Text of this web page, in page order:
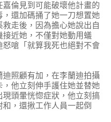
嘉倫見到可能破壞他計畫的
還加碼捅了她一刀想置她
走後，因為擔心她說出自
接近她，不僅對她動用蟻
嗆「就算我死也絕對不會
照顧有加，在李蘭迪拍攝
他立刻伸手護住她並替她
頭暈恍惚症狀，他立刻搞
，還揪工作人員一起倒